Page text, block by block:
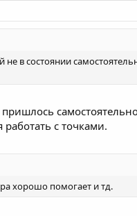
в состоянии
с точками.
хорошо помогает и тд.